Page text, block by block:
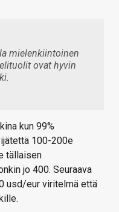
mielenkiintoinen
ovat hyvin
kun 99%
100-200e
tällaisen
jo 400. Seuraava
usd/eur viritelmä että